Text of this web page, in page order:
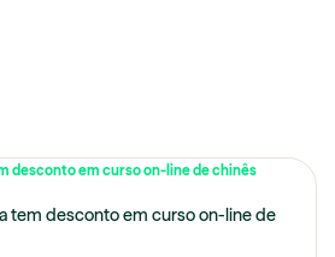
tem desconto em curso on-line de